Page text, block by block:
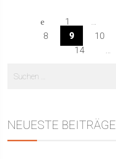
Zurück1
8
9 10
14
Seitenleiste
nach:
NEUESTE BEITRÄGE